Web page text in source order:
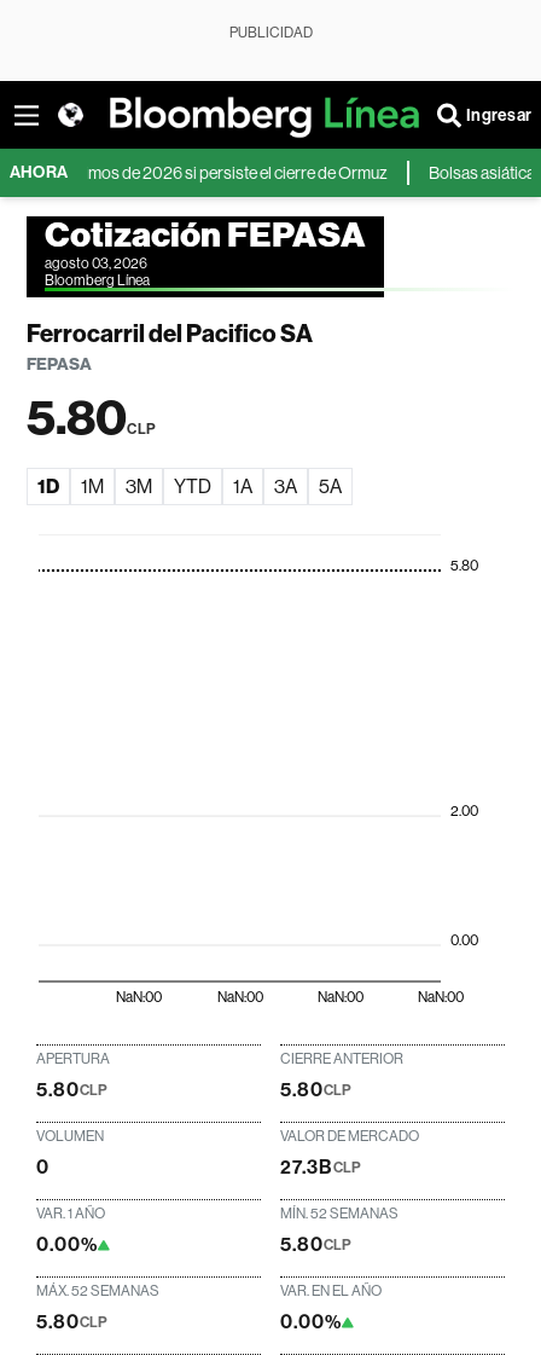
PUBLICIDAD
Ingresar
AHORAde 2026 si persiste el cierre de Ormuz Bolsas asiáticas
Cotización FEPASA
agosto 03, 2026
Bloomberg Línea
Ferrocarril del Pacifico SA
FEPASA
5.80CLP
1D 1M 3M YTD 1A 3A 5A
NaN:00 NaN:00 NaN:00 NaN:00
0.00
2.00
5.80
APERTURA
5.80CLP
CIERRE ANTERIOR
5.80CLP
VOLUMEN
0
VALOR DE MERCADO
27.3BCLP
VAR. 1 AÑO
0.00%
MÍN. 52 SEMANAS
5.80CLP
MÁX. 52 SEMANAS
5.80CLP
VAR. EN EL AÑO
0.00%